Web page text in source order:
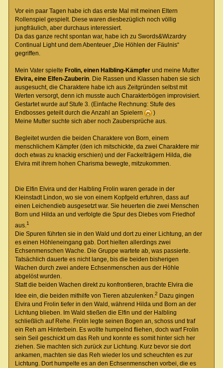
Vor ein paar Tagen habe ich das erste Mal mit meinen Eltern
Rollenspiel gespielt. Diese waren diesbezüglich noch völlig
jungfräulich, aber durchaus interessiert.
Da das ganze recht spontan war, habe ich zu Swords&Wizardry
Continual Light und dem Abenteuer „Die Höhlen der Fäulnis“
gegriffen.
Mein Vater spielte Frolin, einen Halbling-Kämpferund meine Mutter
Elvira, eine Elfen-Zauberin. Die Rassen und Klassen haben sie sich
ausgesucht, die Charaktere habe ich aus Zeitgründen selbst mit
Werten versorgt, denn ich musste auch Charakterbögen improvisiert.
Gestartet wurde auf Stufe 3. (Einfache Rechnung: Stufe des
Endbosses geteilt durch die Anzahl an Spielern
)
Meine Mutter suchte sich aber noch Zaubersprüche aus.
Begleitet wurden die beiden Charaktere von Born, einem
menschlichem Kämpfer (den ich mitschickte, da zwei Charaktere mir
doch etwas zu knackig erschien) und der Fackelträgern Hilda, die
Elvira mit ihrem hohen Charisma bewegte, mitzukommen.
Die Elfin Elvira und der Halbling Frolin waren gerade in der
Kleinstadt Lindon, wo sie von einem Kopfgeld erfuhren, dass auf
einen Leichendieb ausgesetzt war. Sie heuerten die zwei Menschen
Born und Hilda an und verfolgte die Spur des Diebes vom Friedhof
aus.1
Die Spuren führten sie in den Wald und dort zu einer Lichtung, an der
es einen Höhleneingang gab. Dort hielten allerdings zwei
Echsenmenschen Wache. Die Gruppe wartete ab, was passierte.
Tatsächlich dauerte es nicht lange, bis die beiden bisherigen
Wachen durch zwei andere Echsenmenschen aus der Höhle
abgelöst wurden.
Statt die beiden Wachen direkt zu konfrontieren, brachte Elvira die
Idee ein, die beiden mithilfe von Tieren abzulenken.2 Dazu gingen
Elvira und Frolin tiefer in den Wald, während Hilda und Born an der
Lichtung blieben. Im Wald stießen die Elfin und der Halbling
schließlich auf Rehe. Frolin legte seinen Bogen an, schoss und traf
ein Reh am Hinterbein. Es wollte humpelnd fliehen, doch warf Frolin
sein Seil geschickt um das Reh und konnte es somit hinter sich her
ziehen. Sie machten sich zurück zur Lichtung. Kurz bevor sie dort
ankamen, machten sie das Reh wieder los und scheuchten es zur
Lichtung. Dort humpelte es an den Echsenmenschen vorbei, die es